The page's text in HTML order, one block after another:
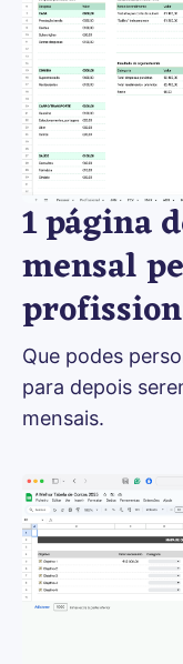
1 página
mensal
Que podes
para depois
mensais.